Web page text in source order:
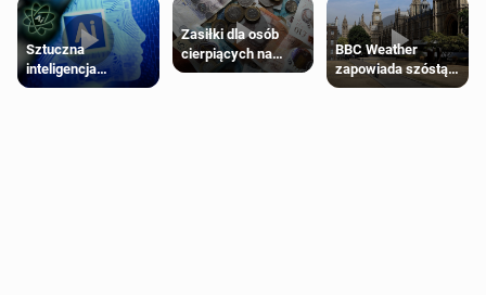
Sztuczna
inteligencja
próbowała oszukać
Zasiłki dla osób
cierpiących na
schorzenia
BBC Weather
zapowiada szóstą
falę upałów w